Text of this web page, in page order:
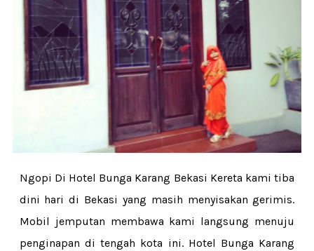
Ngopi Di Hotel Bunga Karang Bekasi Kereta kami tiba
dini hari di Bekasi yang masih menyisakan gerimis.
Mobil jemputan membawa kami langsung menuju
penginapan di tengah kota ini. Hotel Bunga Karang